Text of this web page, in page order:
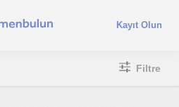
Kayıt Olun
Filtre